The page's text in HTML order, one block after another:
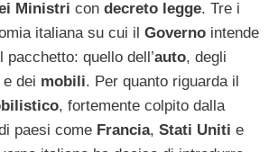
Ministri con decreto legge. Tre i
italiana su cui il Governo intende
quello dell’auto, degli
e dei mobili. Per quanto riguarda il
, fortemente colpito dalla
paesi come Francia, Stati Uniti e